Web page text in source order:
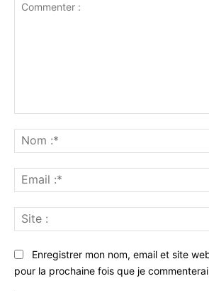
Enregistrer mon nom, email et site
pour la prochaine fois que je